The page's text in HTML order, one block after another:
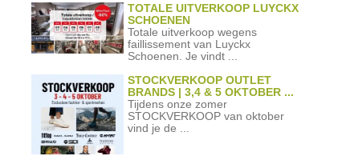
TOTALE UITVERKOOP LUYCKX
SCHOENEN
Totale uitverkoop wegens
faillissement van Luyckx
Schoenen. Je vindt ...
STOCKVERKOOP OUTLET
BRANDS | 3,4 & 5 OKTOBER ...
Tijdens onze zomer
STOCKVERKOOP van oktober
vind je de ...